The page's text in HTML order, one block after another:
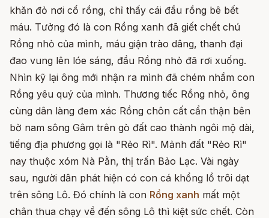
khăn đỏ nơi cổ rồng, chỉ thấy cái đầu rồng bê bết
máu. Tưởng đó là con Rồng xanh đã giết chết chú
Rồng nhỏ của mình, máu giận trào dâng, thanh đại
đao vung lên lóe sáng, đầu Rồng nhỏ đã rơi xuống.
Nhìn kỹ lại ông mới nhận ra mình đã chém nhầm con
Rồng yêu quý của mình. Thương tiếc Rồng nhỏ, ông
cùng dân làng đem xác Rồng chôn cất cẩn thận bên
bờ nam sông Gâm trên gò đất cao thành ngôi mộ dài,
tiếng địa phương gọi là "Rẻo Rì". Mảnh đất "Rẻo Rì"
nay thuộc xóm Nà Pằn, thị trấn Bảo Lạc. Vài ngày
sau, người dân phát hiện có con cá khổng lồ trôi dạt
trên sông Lô. Đó chính là con Rồng xanh mất một
chân thua chạy về đến sông Lô thì kiệt sức chết. Còn